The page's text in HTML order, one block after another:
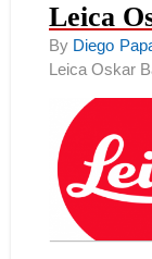
Leica
By Diego
Leica Oskar